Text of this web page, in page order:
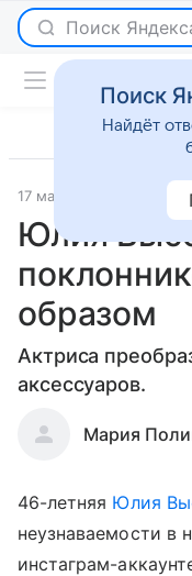
Поиск
17 марта 2020
Юлия
образом
Актриса
аксессуаров.
Мария
46-летняя Юлия
неузнаваемости в
инстаграм-
Поиск
Найдёт